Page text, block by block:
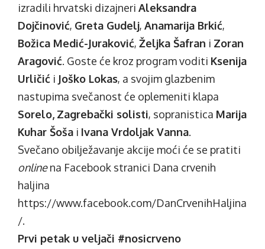
izradili hrvatski dizajneri Aleksandra
Dojčinović, Greta Gudelj, Anamarija Brkić,
Božica Medić-Juraković, Željka Šafran i Zoran
Aragović. Goste će kroz program voditi Ksenija
Urličić i Joško Lokas, a svojim glazbenim
nastupima svečanost će oplemeniti klapa
Sorelo, Zagrebački solisti, sopranistica Marija
Kuhar Šoša i Ivana Vrdoljak Vanna.
Svečano obilježavanje akcije moći će se pratiti
onlinena Facebook stranici Dana crvenih
haljina
https://www.facebook.com/DanCrvenihHaljina
/.
Prvi petak u veljači #nosicrveno